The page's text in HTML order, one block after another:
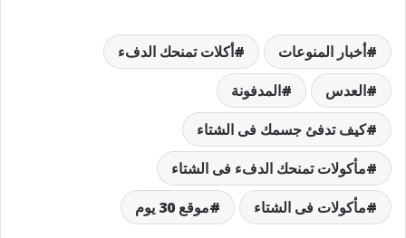
أخبار المنوعات
أكلات تمنحك الدفء
العدس
المدفونة
كيف تدفئ جسمك فى الشتاء
مأكولات تمنحك الدفء فى الشتاء
مأكولات فى الشتاء
موقع 30 يوم